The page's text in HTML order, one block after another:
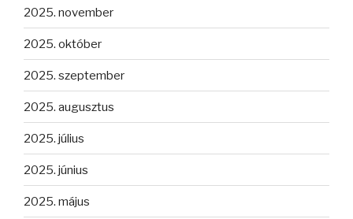
2025. november
2025. október
2025. szeptember
2025. augusztus
2025. július
2025. június
2025. május